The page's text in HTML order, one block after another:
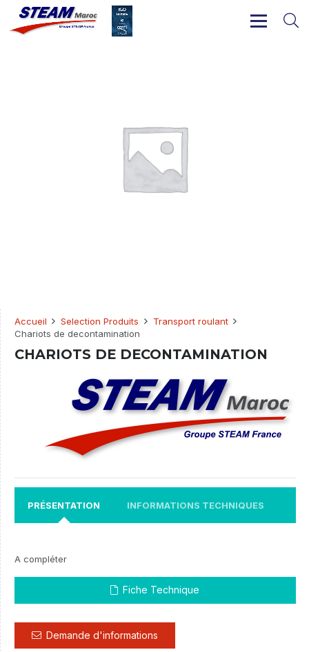
Accueil Selection Produits
Transport roulant
Chariots de decontamination
CHARIOTS DE DECONTAMINATION
PRÉSENTATION INFORMATIONS TECHNIQUES
A compléter
Fiche Technique
Demande d'informations